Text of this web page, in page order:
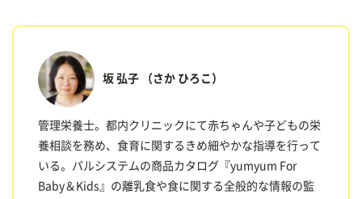
坂 弘子 （さか ひろこ）
管理栄養士。都内クリニックにて赤ちゃんや子どもの栄
養相談を務め、食育に関するきめ細やかな指導を行って
いる。パルシステムの商品カタログ『yumyum For
Baby＆Kids』の離乳食や食に関する全般的な情報の監